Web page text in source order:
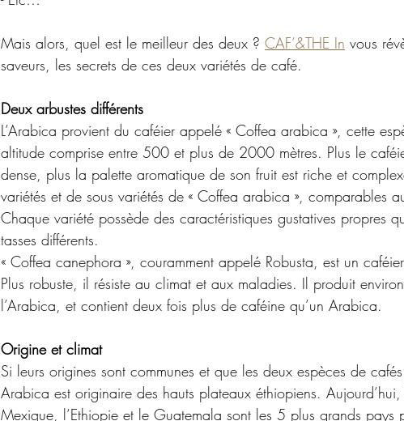
Mais alors, quel est le meilleur des deux ? CAF’&THE In vous
saveurs, les secrets de ces deux variétés de café.
Deux arbustes différents
L’Arabica provient du caféier appelé « Coffea arabica », cette
altitude comprise entre 500 et plus de 2000 mètres. Plus le
dense, plus la palette aromatique de son fruit est riche et
variétés et de sous variétés de « Coffea arabica », comparables
Chaque variété possède des caractéristiques gustatives propres
tasses différents.
« Coffea canephora », couramment appelé Robusta, est un
Plus robuste, il résiste au climat et aux maladies. Il produit
l’Arabica, et contient deux fois plus de caféine qu’un Arabica.
Origine et climat
Si leurs origines sont communes et que les deux espèces de
Arabica est originaire des hauts plateaux éthiopiens.
Mexique, l’Ethiopie et le Guatemala sont les 5 plus grands pays